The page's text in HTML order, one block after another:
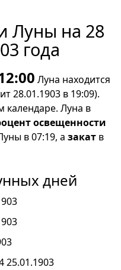
Луны на 28
года
Луна находится
28.01.1903 в 19:09).
календаре. Луна в
освещенности
в 07:19, а закат в
дней
25.01.1903